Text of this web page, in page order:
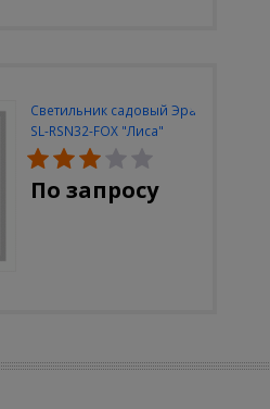
Светильник садовый Эра
SL-RSN32-FOX "Лиса"
солн.бат, полистоун,
цветной, 32 см
По запросу